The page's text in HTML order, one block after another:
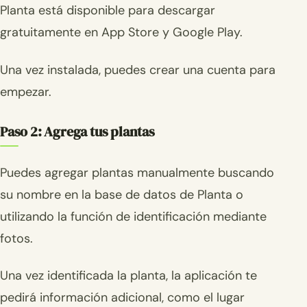
Planta está disponible para descargar
gratuitamente en App Store y Google Play.
Una vez instalada, puedes crear una cuenta para
empezar.
Paso 2: Agrega tus plantas
Puedes agregar plantas manualmente buscando
su nombre en la base de datos de Planta o
utilizando la función de identificación mediante
fotos.
Una vez identificada la planta, la aplicación te
pedirá información adicional, como el lugar